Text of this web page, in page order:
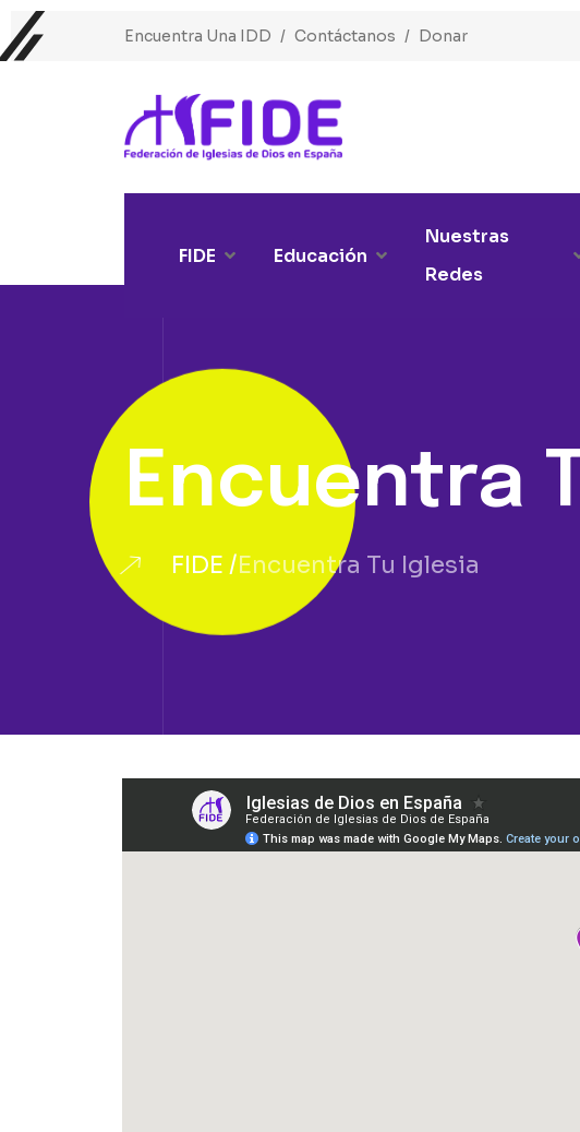
Encuentra Una IDD Contáctanos Donar
FIDE Educación
Nuestras
Redes
Encuentra
FIDE Encuentra Tu Iglesia